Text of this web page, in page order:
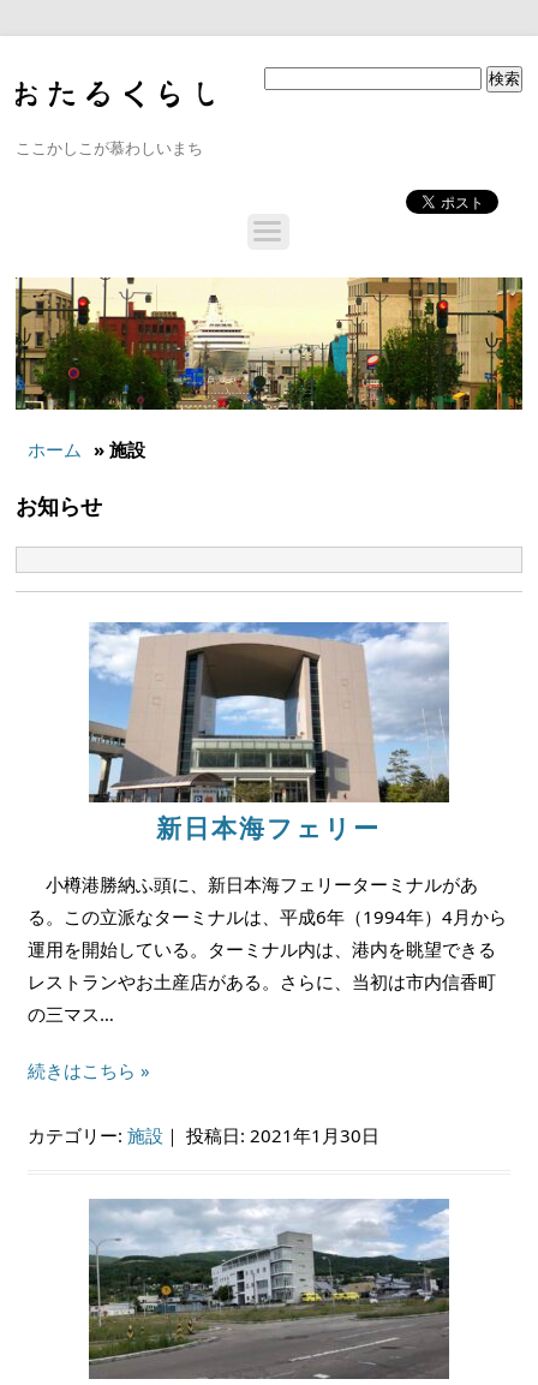
ここかしこが慕わしいまち
ホーム » 施設
お知らせ
新日本海フェリー
小樽港勝納ふ頭に、新日本海フェリーターミナルがあ
る。この立派なターミナルは、平成6年（1994年）4月から
運用を開始している。ターミナル内は、港内を眺望できる
レストランやお土産店がある。さらに、当初は市内信香町
の三マス…
続きはこちら »
カテゴリー:施設 ｜投稿日: 2021年1月30日